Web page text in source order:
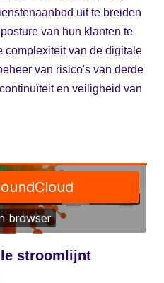
uit te breiden
van hun klanten te
complexiteit van de digitale
van risico's van derde
en veiligheid van
stroomlijnt